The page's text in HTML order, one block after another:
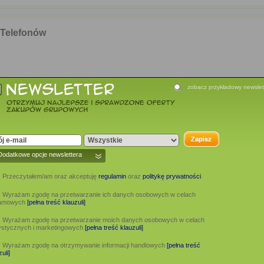
zobacz przykładowy
opcje newslettera
Przeczytałem/am oraz akceptuję regulamin oraz politykę prywatności
Wyrażam zgodę na przetwarzanie ich danych osobowych w celach
[pełna treść klauzuli]
Wyrażam zgodę na przetwarzanie moich danych osobowych w celach
i marketingowych [pełna treść klauzuli]
Wyrażam zgodę na otrzymywanie informacji handlowych [pełna treść